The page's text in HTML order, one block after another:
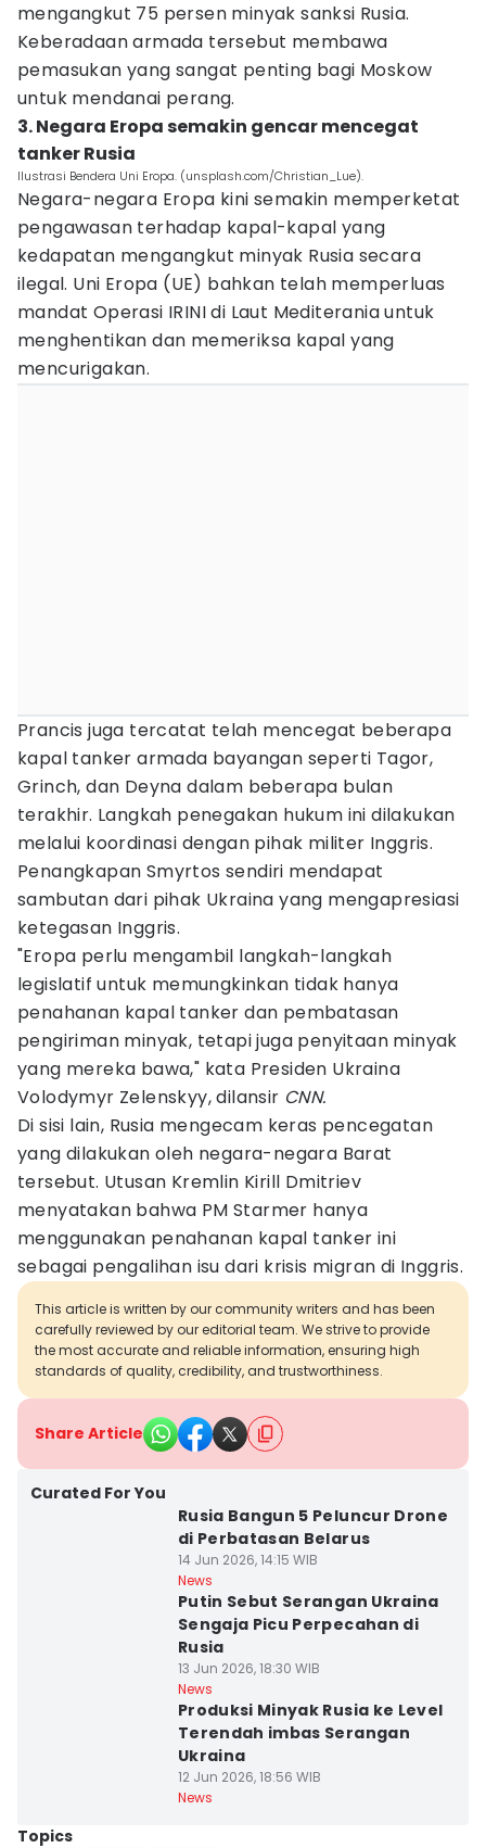
mengangkut 75 persen minyak sanksi Rusia.
Keberadaan armada tersebut membawa
pemasukan yang sangat penting bagi Moskow
untuk mendanai perang.
3. Negara Eropa semakin gencar mencegat
tanker Rusia
Ilustrasi Bendera Uni Eropa. (unsplash.com/Christian_Lue).
Negara-negara Eropa kini semakin memperketat
pengawasan terhadap kapal-kapal yang
kedapatan mengangkut minyak Rusia secara
ilegal. Uni Eropa (UE) bahkan telah memperluas
mandat Operasi IRINI di Laut Mediterania untuk
menghentikan dan memeriksa kapal yang
mencurigakan.
Prancis juga tercatat telah mencegat beberapa
kapal tanker armada bayangan seperti Tagor,
Grinch, dan Deyna dalam beberapa bulan
terakhir. Langkah penegakan hukum ini dilakukan
melalui koordinasi dengan pihak militer Inggris.
Penangkapan Smyrtos sendiri mendapat
sambutan dari pihak Ukraina yang mengapresiasi
ketegasan Inggris.
"Eropa perlu mengambil langkah-langkah
legislatif untuk memungkinkan tidak hanya
penahanan kapal tanker dan pembatasan
pengiriman minyak, tetapi juga penyitaan minyak
yang mereka bawa," kata Presiden Ukraina
Volodymyr Zelenskyy, dilansir CNN.
Di sisi lain, Rusia mengecam keras pencegatan
yang dilakukan oleh negara-negara Barat
tersebut. Utusan Kremlin Kirill Dmitriev
menyatakan bahwa PM Starmer hanya
menggunakan penahanan kapal tanker ini
sebagai pengalihan isu dari krisis migran di Inggris.
This article is written by our community writers and has been
carefully reviewed by our editorial team. We strive to provide
the most accurate and reliable information, ensuring high
standards of quality, credibility, and trustworthiness.
Share Article
Curated For You
Rusia Bangun 5 Peluncur Drone
di Perbatasan Belarus
14 Jun 2026, 14:15 WIB
News
Putin Sebut Serangan Ukraina
Sengaja Picu Perpecahan di
Rusia
13 Jun 2026, 18:30 WIB
News
Produksi Minyak Rusia ke Level
Terendah imbas Serangan
Ukraina
12 Jun 2026, 18:56 WIB
News
Topics